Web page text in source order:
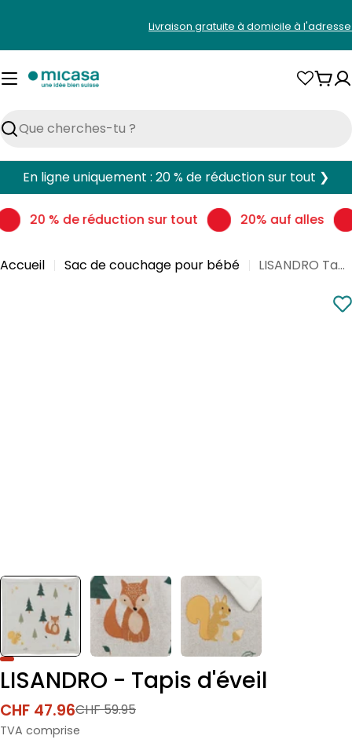
contenu
Livraison gratuite à domicile à
Rechercher
En ligne uniquement : 20 % de réduction sur tout ❯
20 % de réduction sur tout 20% auf alles
Accueil Sac de couchage pour bébé LISANDRO Tapis d'éveil
LISANDRO - Tapis d'éveil
Prix
de
CHF 47.96
Prix
normal
CHF 59.95
TVA comprise